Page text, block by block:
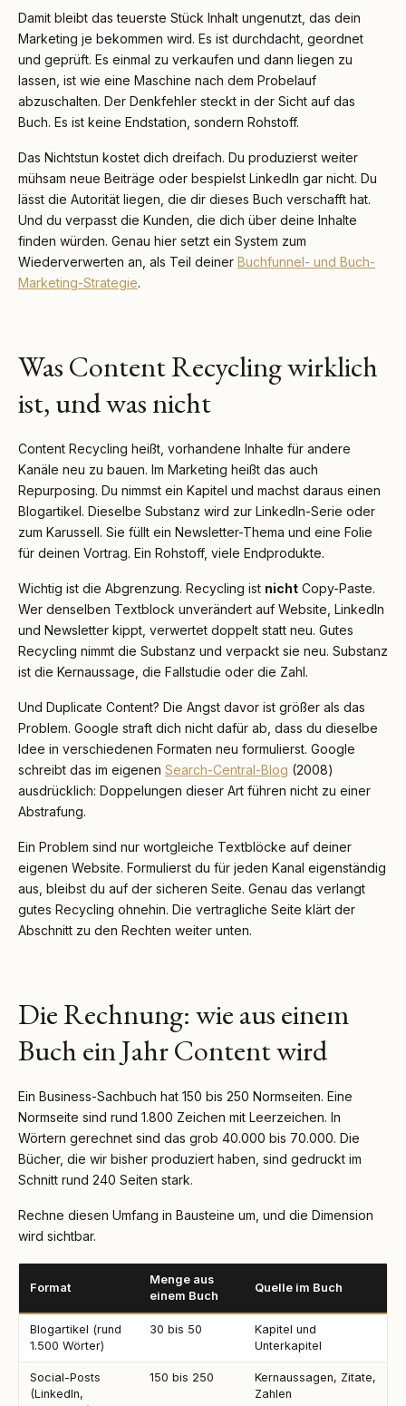
Damit bleibt das teuerste Stück Inhalt ungenutzt, das dein
Marketing je bekommen wird. Es ist durchdacht, geordnet
und geprüft. Es einmal zu verkaufen und dann liegen zu
lassen, ist wie eine Maschine nach dem Probelauf
abzuschalten. Der Denkfehler steckt in der Sicht auf das
Buch. Es ist keine Endstation, sondern Rohstoff.
Das Nichtstun kostet dich dreifach. Du produzierst weiter
mühsam neue Beiträge oder bespielst LinkedIn gar nicht. Du
lässt die Autorität liegen, die dir dieses Buch verschafft hat.
Und du verpasst die Kunden, die dich über deine Inhalte
finden würden. Genau hier setzt ein System zum
Wiederverwerten an, als Teil deiner Buchfunnel- und Buch-
Marketing-Strategie.
Was Content Recycling wirklich
ist, und was nicht
Content Recycling heißt, vorhandene Inhalte für andere
Kanäle neu zu bauen. Im Marketing heißt das auch
Repurposing. Du nimmst ein Kapitel und machst daraus einen
Blogartikel. Dieselbe Substanz wird zur LinkedIn-Serie oder
zum Karussell. Sie füllt ein Newsletter-Thema und eine Folie
für deinen Vortrag. Ein Rohstoff, viele Endprodukte.
Wichtig ist die Abgrenzung. Recycling ist nicht Copy-Paste.
Wer denselben Textblock unverändert auf Website, LinkedIn
und Newsletter kippt, verwertet doppelt statt neu. Gutes
Recycling nimmt die Substanz und verpackt sie neu. Substanz
ist die Kernaussage, die Fallstudie oder die Zahl.
Und Duplicate Content? Die Angst davor ist größer als das
Problem. Google straft dich nicht dafür ab, dass du dieselbe
Idee in verschiedenen Formaten neu formulierst. Google
schreibt das im eigenen Search-Central-Blog (2008)
ausdrücklich: Doppelungen dieser Art führen nicht zu einer
Abstrafung.
Ein Problem sind nur wortgleiche Textblöcke auf deiner
eigenen Website. Formulierst du für jeden Kanal eigenständig
aus, bleibst du auf der sicheren Seite. Genau das verlangt
gutes Recycling ohnehin. Die vertragliche Seite klärt der
Abschnitt zu den Rechten weiter unten.
Die Rechnung: wie aus einem
Buch ein Jahr Content wird
Ein Business-Sachbuch hat 150 bis 250 Normseiten. Eine
Normseite sind rund 1.800 Zeichen mit Leerzeichen. In
Wörtern gerechnet sind das grob 40.000 bis 70.000. Die
Bücher, die wir bisher produziert haben, sind gedruckt im
Schnitt rund 240 Seiten stark.
Rechne diesen Umfang in Bausteine um, und die Dimension
wird sichtbar.
Format
Menge aus
einem Buch
Quelle im Buch
Blogartikel (rund
1.500 Wörter)
30 bis 50
Kapitel und
Unterkapitel
Social-Posts
(LinkedIn,
150 bis 250
Kernaussagen, Zitate,
Zahlen